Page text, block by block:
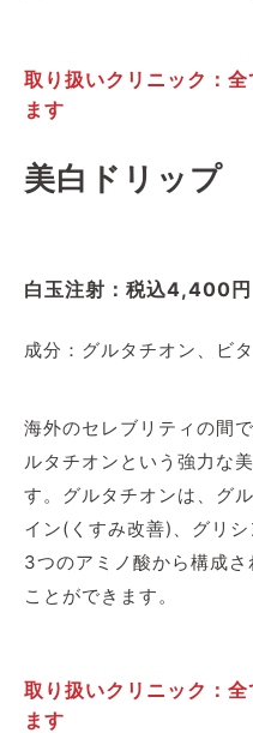
取り扱いクリニック：
ます
美白ドリップ
白玉注射：税込4,400円
成分：グルタチオン、ビ
海外のセレブリティの間
ルタチオンという強力な
す。グルタチオンは、グ
イン(くすみ改善)、グリ
3つのアミノ酸から構成
ことができます。
取り扱いクリニック：
ます